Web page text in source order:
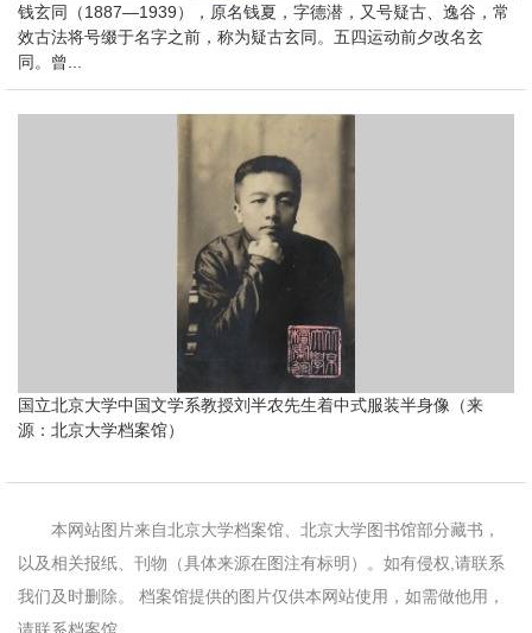
钱玄同（1887—1939），原名钱夏，字德潜，又号疑古、逸谷，常
效古法将号缀于名字之前，称为疑古玄同。五四运动前夕改名玄
同。曾...
国立北京大学中国文学系教授刘半农先生着中式服装半身像（来
源：北京大学档案馆）
本网站图片来自北京大学档案馆、北京大学图书馆部分藏书，
以及相关报纸、刊物（具体来源在图注有标明）。如有侵权,请联系
我们及时删除。 档案馆提供的图片仅供本网站使用，如需做他用，